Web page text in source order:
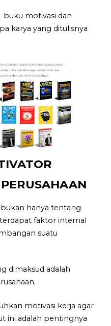
buku motivasi dan
karya yang ditulisnya
hanya tentang
faktor internal
suatu
dimaksud adalah
motivasi kerja agar
ini adalah pentingnya